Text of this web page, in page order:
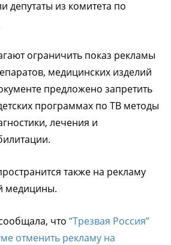
депутаты из комитета по
ограничить показ рекламы
медицинских изделий
предложено запретить
программах по ТВ методы
лечения и
также на рекламу
медицины.
что “Трезвая Россия”
отменить рекламу на